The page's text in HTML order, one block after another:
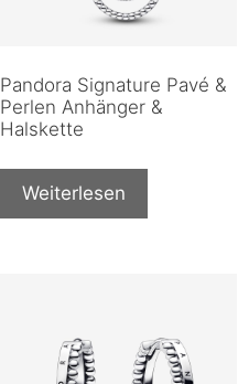
Pandora Signature Pavé &
Perlen Anhänger &
Halskette
Weiterlesen